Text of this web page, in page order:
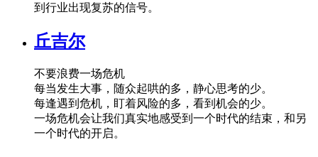
到行业出现复苏的信号。
丘吉尔
不要浪费一场危机
每当发生大事，随众起哄的多，静心思考的少。
每逢遇到危机，盯着风险的多，看到机会的少。
一场危机会让我们真实地感受到一个时代的结束，和另
一个时代的开启。